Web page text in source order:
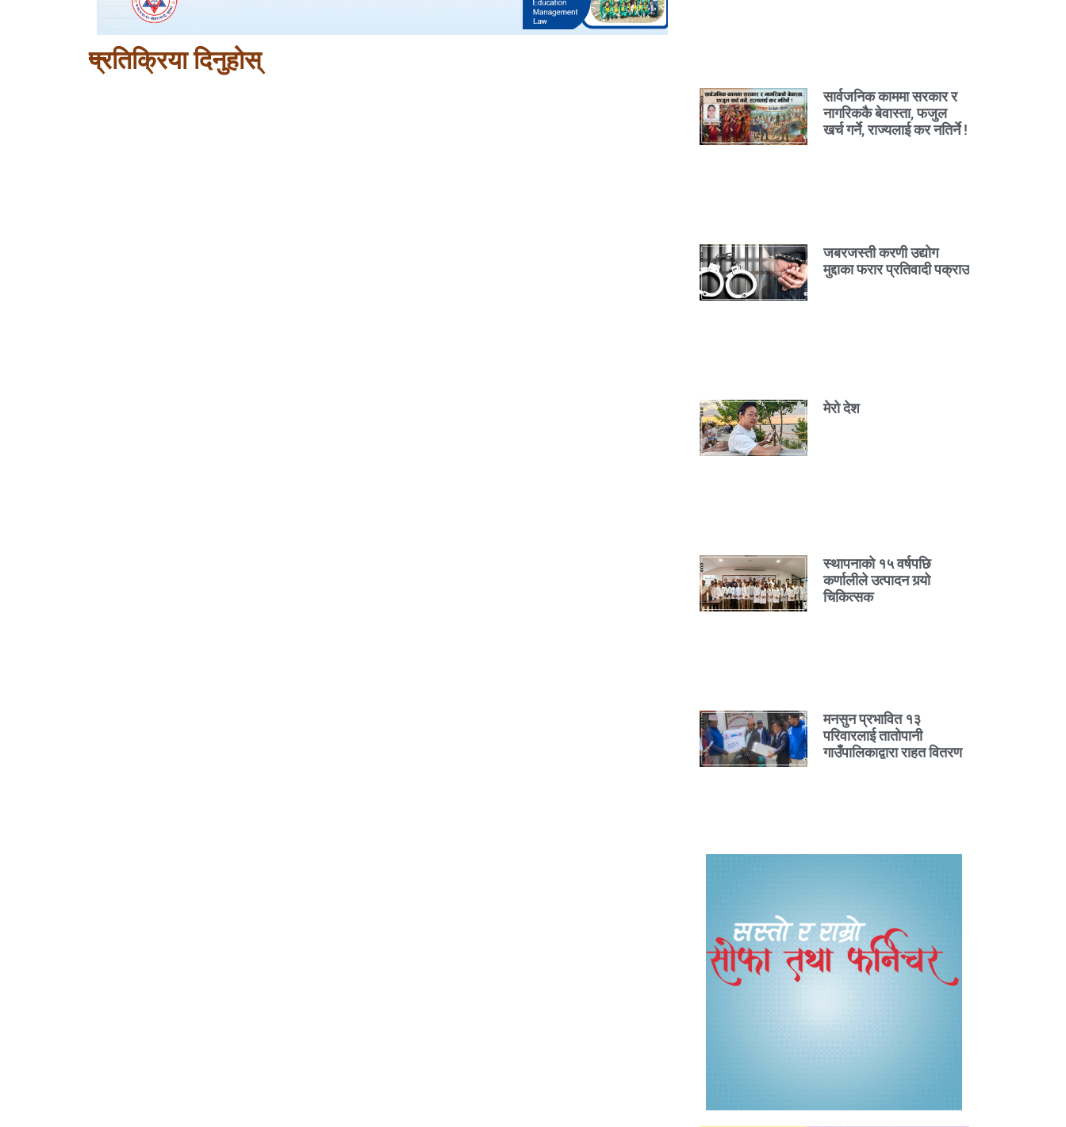
प्रतिक्रिया दिनुहोस्
सार्वजनिक काममा सरकार र
नागरिककै बेवास्ता, फजुल
खर्च गर्ने, राज्यलाई कर नतिर्ने !
जबरजस्ती करणी उद्योग
मुद्दाका फरार प्रतिवादी पक्राउ
मेरो देश
स्थापनाको १५ वर्षपछि
कर्णालीले उत्पादन गर्‍यो
चिकित्सक
मनसुन प्रभावित १३
परिवारलाई तातोपानी
गाउँपालिकाद्वारा राहत वितरण